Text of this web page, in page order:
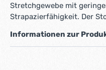
Stretchgewebe mit
Strapazierfähigkeit. Der
Informationen zur